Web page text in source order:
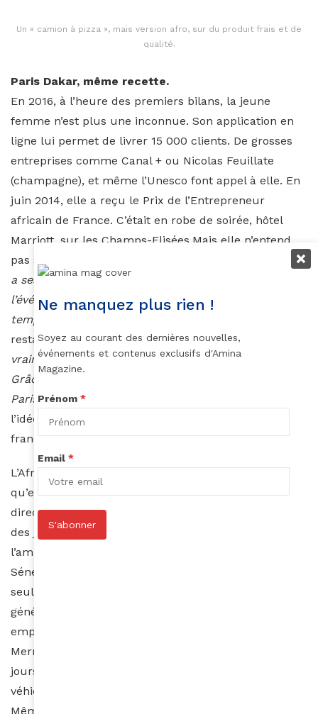
Un « camion à pizza », mais version afro, sur du produit frais et de
qualité.
Paris Dakar, même recette.
En 2016, à l’heure des premiers bilans, la jeune
femme n’est plus une inconnue. Son application en
ligne lui permet de livrer 15 000 clients. De grosses
entreprises comme Canal + ou Nicolas Feuillate
(champagne), et même l’Unesco font appel à elle. En
juin 2014, elle a reçu le Prix de l’Entrepreneur
africain de France. C’était en robe de soirée, hôtel
Marriott, sur les Champs-Elisées.Mais elle n’entend
pas s’arrêter là. «
On s’aperçoit vite que le food truck
a ses limites. Il fonctionne essentiellement pour
l’événementiel. Dans la rue, on reste tributaire du
temps.
restaurants en dur. Pignon sur rue. «Je veux
vraiment mettre la cuisine africaine à un haut niveau.
Grâce à la franchise, on peut ouvrir des enseignes à
Paris, ensuite Dakar, Abidjan, Casablanca…
l’idée est de faire de Black Spoon la première marque
franchisée de restaurant africain.
L’Afrique. Depuis un moment, c’est de ce côté-là
qu’elle tourne ses feux. Plus précisément en
direction de Dakar. Début octobre, elle participait à
des journées portes ouvertes, initiées par
l’ambassade de France et l’équipe de Campus France
Sénégal. A leurs yeux, elle fait figure de modèle. Non
seulement Fati est rentrée au pays, mais le concept a
généré 13 emplois à temps plein et 9 apprentis
employés. Installés dans les locaux d’Auchan
Mermoz, Fati Niang et Abass Dièye sont ouverts 7
jours sur 7. Et dans les mois qui viennent, un
véhicule devrait également sillonner la capitale.
Même idée, même planète, le camion avance.
Ne manquez plus rien !
Soyez au courant des dernières nouvelles,
événements et contenus exclusifs d'Amina
Magazine.
Prénom *
Email *
S'abonner